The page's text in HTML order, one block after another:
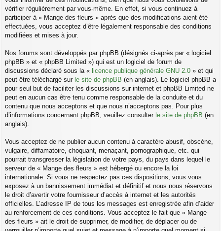
vérifier régulièrement par vous-même. En effet, si vous continuez à
participer à « Mange des fleurs » après que des modifications aient été
effectuées, vous acceptez d’être légalement responsable des conditions
modifiées et mises à jour.
Nos forums sont développés par phpBB (désignés ci-après par « logiciel
phpBB » et « phpBB Limited ») qui est un logiciel de forum de
discussions déclaré sous la « licence publique générale GNU 2.0 » et qui
peut être téléchargé sur le site de phpBB (en anglais). Le logiciel phpBB a
pour seul but de faciliter les discussions sur internet et phpBB Limited ne
peut en aucun cas être tenu comme responsable de la conduite et du
contenu que nous acceptons et que nous n’acceptons pas. Pour plus
d’informations concernant phpBB, veuillez consulter le site de phpBB (en
anglais).
Vous acceptez de ne publier aucun contenu à caractère abusif, obscène,
vulgaire, diffamatoire, choquant, menaçant, pornographique, etc. qui
pourrait transgresser la législation de votre pays, du pays dans lequel le
serveur de « Mange des fleurs » est hébergé ou encore la loi
internationale. Si vous ne respectez pas ces dispositions, vous vous
exposez à un bannissement immédiat et définitif et nous nous réservons
le droit d’avertir votre fournisseur d’accès à internet et les autorités
officielles. L’adresse IP de tous les messages est enregistrée afin d’aider
au renforcement de ces conditions. Vous acceptez le fait que « Mange
des fleurs » ait le droit de supprimer, de modifier, de déplacer ou de